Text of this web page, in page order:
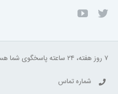
۷ روز هفته، ۲۴ ساعته پاسخگوی شما هستیم.
شماره تماس